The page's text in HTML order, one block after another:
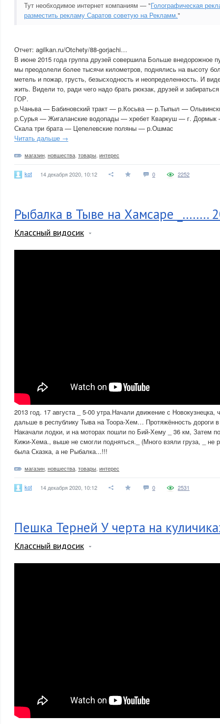
Тут необходимое интернет компаниям — "Голографическая
разместить рекламу Саратов советую на Рекламм."
Отчет: agilkan.ru/Otchety/88-gorjachi…
В июне 2015 года группа друзей совершила Больше внедорожное
мы преодолели более тысячи километров, поднялись на высоту
метель и пожар, грусть, безысходность и неопределенность. И
жить. Видели то, ради чего надо брать рюкзак, друзей и
ГОР.
р.Чаньва — Бабиновский тракт — р.Косьва — р.Тыпыл —
р.Сурья — Жигаланские водопады — хребет Кваркуш — г.
Скала три брата — Цепелевские поляны — р.Ошмас
Читать дальше →
магазин новшества товары интерес
kot 14 декабря 2020, 10:12 0 2252
Рыбалка в Тыве на Хамсаре _........
Классный видосик
2013 год. 17 августа _ 5-00 утра.Начали движение с Новокузнецка,
дальше в республику Тыва на Тоора-Хем… Протяжённость дороги
Накачали лодки, и на моторах пошли по Бий-Хему _ 36 км, Затем
Кижи-Хема., выше не смогли подняться._ (Много взяли груза, _ не
была Сказка, а не Рыбалка...!!!
магазин новшества товары интерес
kot 14 декабря 2020, 10:12 0 2531
Пешка Терней У черта на
Классный видосик